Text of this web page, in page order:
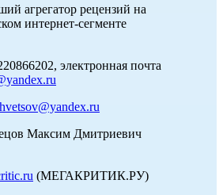
агрегатор рецензий на
интернет-сегменте
электронная почта
Максим Дмитриевич
(МЕГАКРИТИК.РУ)